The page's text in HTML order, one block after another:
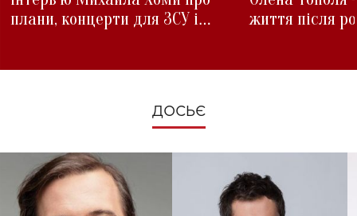
плани, концерти для ЗСУ і
життя після
ДОСЬЄ